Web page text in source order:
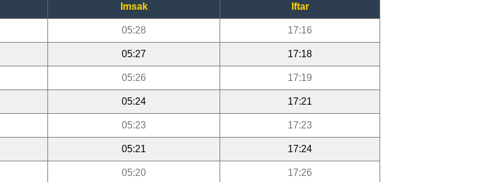
Imsak Iftar
05:28 17:16
05:27 17:18
05:26 17:19
05:24 17:21
05:23 17:23
05:21 17:24
05:20 17:26